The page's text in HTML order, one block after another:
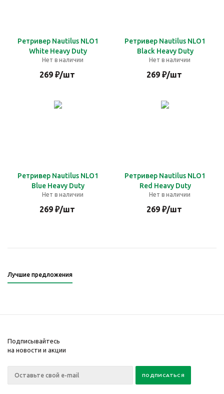
Ретривер Nautilus NLO1
White Heavy Duty
Нет в наличии
269₽/шт
Ретривер Nautilus NLO1
Black Heavy Duty
Нет в наличии
269₽/шт
Ретривер Nautilus NLO1
Blue Heavy Duty
Нет в наличии
269₽/шт
Ретривер Nautilus NLO1
Red Heavy Duty
Нет в наличии
269₽/шт
Лучшие предложения
Подписывайтесь
на новости и акции